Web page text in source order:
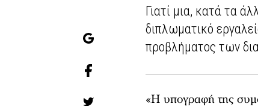
Γιατί μια, κατά τα
διπλωματικό
προβλήματος των
«Η υπογραφή της